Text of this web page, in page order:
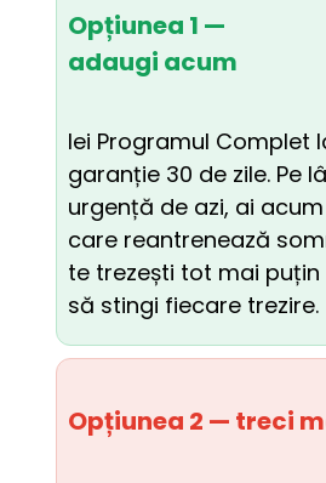
Opțiunea 2 — treci
Opțiunea 1 —
adaugi acum
Iei Programul Complet
garanție 30 de zile. Pe
urgență de azi, ai
care reantrenează
te trezești tot mai puțin
să stingi fiecare trezire.